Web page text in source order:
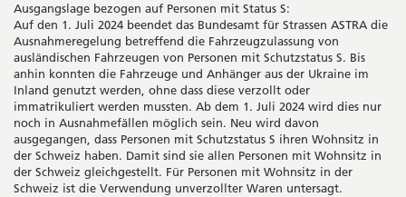
Ausgangslage bezogen auf Personen mit Status S:
Auf den 1. Juli 2024 beendet das Bundesamt für Strassen ASTRA die
Ausnahmeregelung betreffend die Fahrzeugzulassung von
ausländischen Fahrzeugen von Personen mit Schutzstatus S. Bis
anhin konnten die Fahrzeuge und Anhänger aus der Ukraine im
Inland genutzt werden, ohne dass diese verzollt oder
immatrikuliert werden mussten. Ab dem 1. Juli 2024 wird dies nur
noch in Ausnahmefällen möglich sein. Neu wird davon
ausgegangen, dass Personen mit Schutzstatus S ihren Wohnsitz in
der Schweiz haben. Damit sind sie allen Personen mit Wohnsitz in
der Schweiz gleichgestellt. Für Personen mit Wohnsitz in der
Schweiz ist die Verwendung unverzollter Waren untersagt.